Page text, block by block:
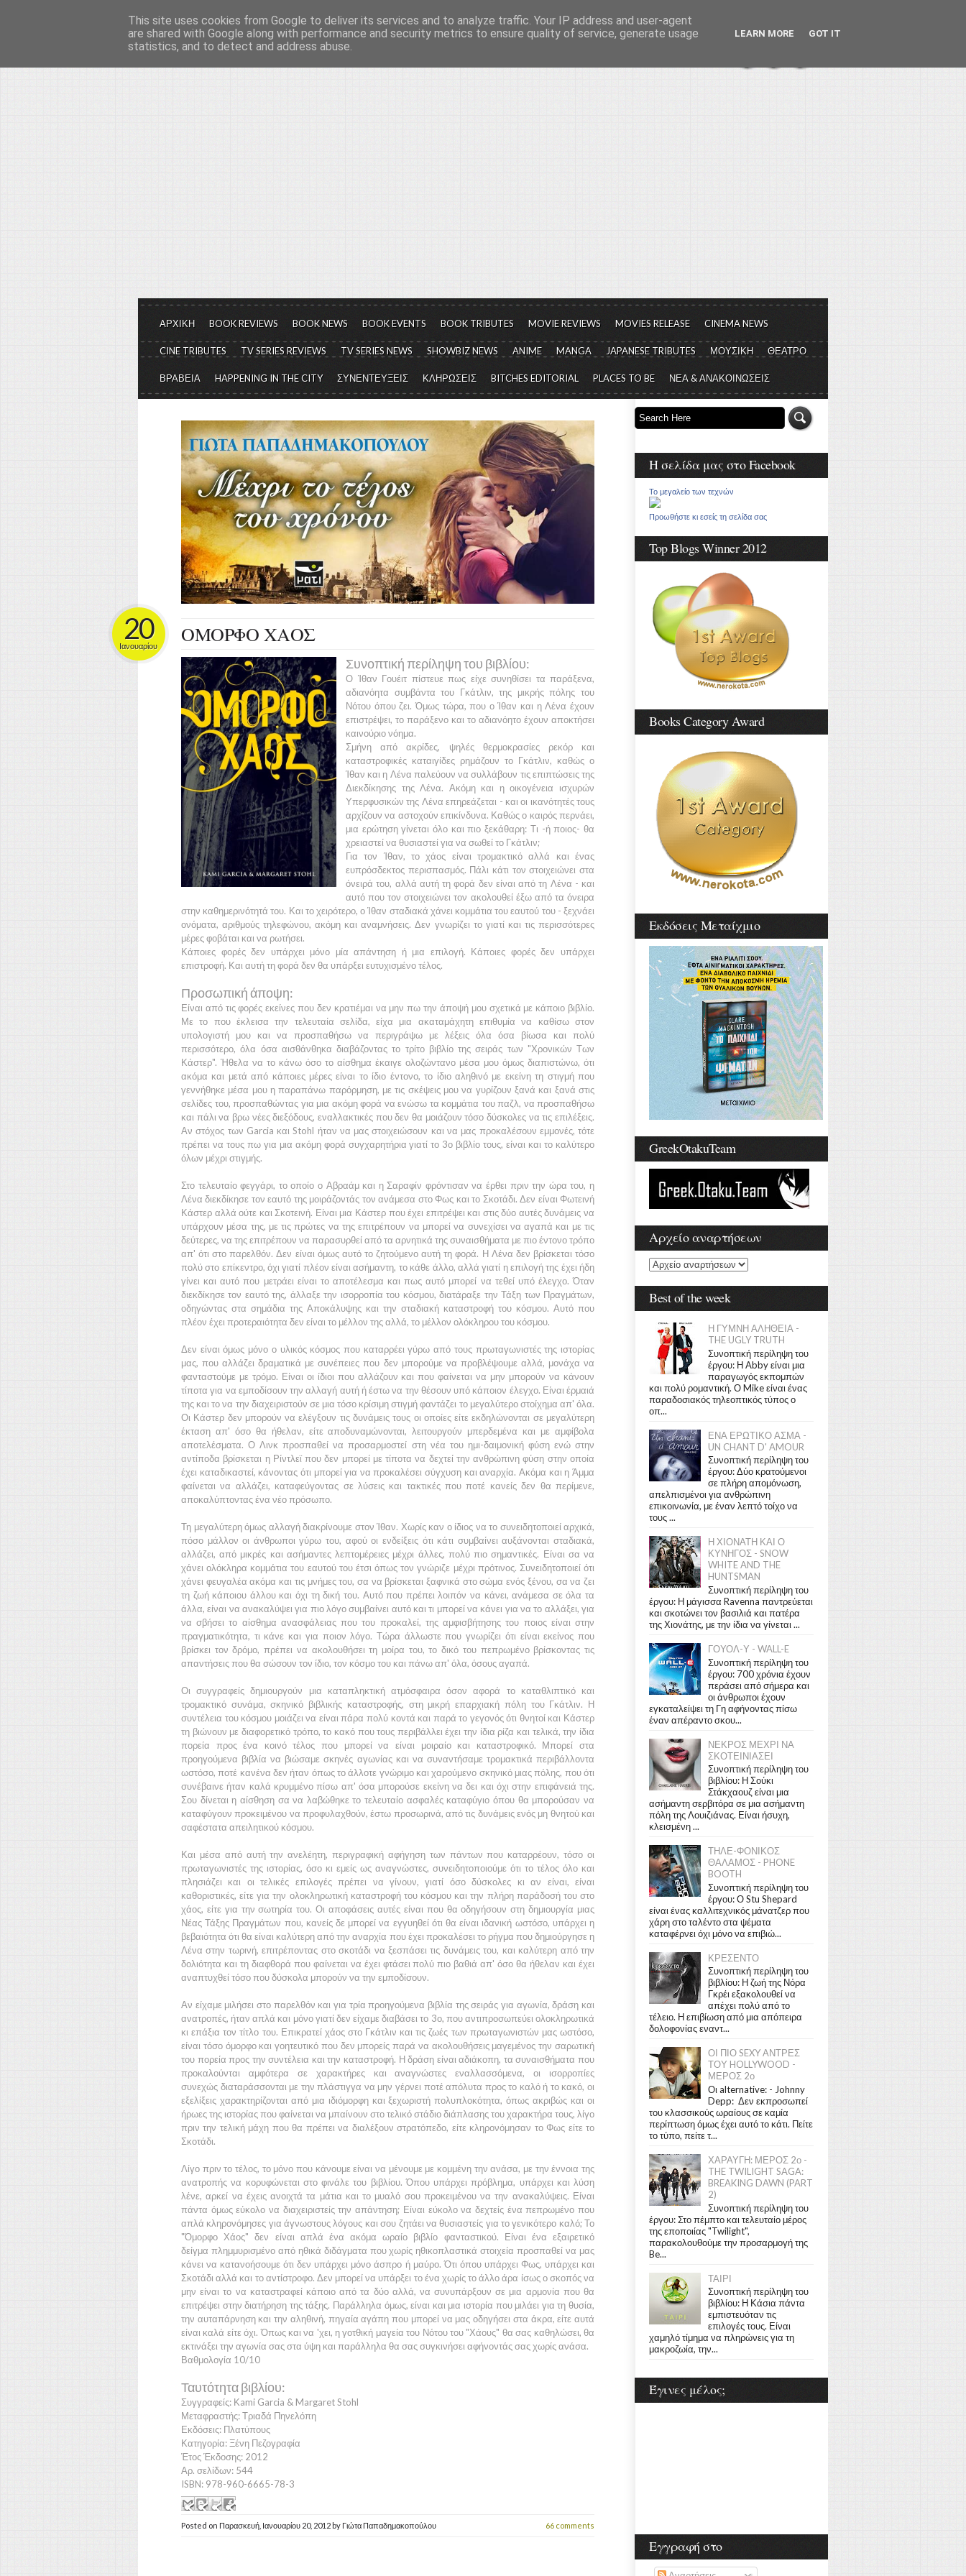
Το μεγαλείο των Τεχνών...
Είμαστε πάντα εδώ για να μιλάμε για τον πολιτισμό, σε κάθε του μορφή και έκταση...
ΑΡΧΙΚΗ BOOK REVIEWS BOOK NEWS BOOK EVENTS BOOK TRIBUTES MOVIE REVIEWS MOVIES RELEASE CINEMA NEWS
CINE TRIBUTES TV SERIES REVIEWS TV SERIES NEWS SHOWBIZ NEWS ANIME MANGA JAPANESE TRIBUTES ΜΟΥΣΙΚΗ ΘΕΑΤΡΟ
ΒΡΑΒΕΙΑ HAPPENING IN THE CITY ΣΥΝΕΝΤΕΥΞΕΙΣ ΚΛΗΡΩΣΕΙΣ BITCHES EDITORIAL PLACES TO BE ΝΕΑ & ΑΝΑΚΟΙΝΩΣΕΙΣ
ΟΜΟΡΦΟ ΧΑΟΣ
20
Ιανουαρίου
Συνοπτική περίληψη του βιβλίου:
Ο Ίθαν Γουέιτ πίστευε πως είχε συνηθίσει τα παράξενα,
αδιανόητα συμβάντα του Γκάτλιν, της μικρής πόλης του
Νότου όπου ζει. Όμως τώρα, που οΊθαν και ηΛένα έχουν
επιστρέψει, το παράξενο και το αδιανόητο έχουν αποκτήσει
καινούριο νόημα.
Σμήνη από ακρίδες, ψηλές θερμοκρασίες ρεκόρ και
καταστροφικές καταιγίδες ρημάζουν το Γκάτλιν, καθώς ο
Ίθαν και η Λένα παλεύουν να συλλάβουν τις επιπτώσεις της
Διεκδίκησης τηςΛένα. Ακόμη και η οικογένεια ισχυρών
Υπερφυσικών της Λέναεπηρεάζεται - και οι ικανότητές τους
αρχίζουν να αστοχούν επικίνδυνα. Καθώς ο καιρός περνάει,
μια ερώτηση γίνεται όλο και πιο ξεκάθαρη: Τι -ή ποιος- θα
χρειαστεί να θυσιαστεί για να σωθεί το Γκάτλιν;
Για τον Ίθαν, το χάος είναι τρομακτικό αλλά και ένας
ευπρόσδεκτος περισπασμός. Πάλι κάτι τον στοιχειώνει στα
όνειρά του, αλλά αυτή τη φορά δεν είναι από τη Λένα - και
αυτό που τον στοιχειώνει τον ακολουθεί έξω από τα όνειρα
στην καθημερινότητά του. Και το χειρότερο, οΊθαν σταδιακά χάνει κομμάτια του εαυτού του - ξεχνάει
ονόματα, αριθμούς τηλεφώνου, ακόμη και αναμνήσεις. Δεν γνωρίζει το γιατί και τις περισσότερες
μέρες φοβάται και να ρωτήσει.
Κάποιες φορές δεν υπάρχει μόνο μία απάντηση ή μια επιλογή. Κάποιες φορές δεν υπάρχει
επιστροφή. Και αυτή τη φορά δεν θα υπάρξει ευτυχισμένο τέλος.
Προσωπική άποψη:
Είναι από τις φορές εκείνες που δεν κρατιέμαι να μην πω την άποψή μου σχετικά με κάποιο βιβλίο.
Με το που έκλεισα την τελευταία σελίδα, είχα μια ακαταμάχητη επιθυμία να καθίσω στον
υπολογιστή μου και να προσπαθήσω να περιγράψω με λέξεις όλα όσα βίωσα και πολύ
περισσότερο, όλα όσα αισθάνθηκα διαβάζοντας το τρίτο βιβλίο της σειράς των "Χρονικών Των
Κάστερ". Ήθελα να το κάνω όσο το αίσθημα έκαιγε ολοζώντανο μέσα μου όμως διαπιστώνω, ότι
ακόμα και μετά από κάποιες μέρες είναι το ίδιο έντονο, το ίδιο αληθινό με εκείνη τη στιγμή που
γεννήθηκε μέσα μου η παραπάνω παρόρμηση, με τις σκέψεις μου να γυρίζουν ξανά και ξανά στις
σελίδες του, προσπαθώντας για μια ακόμη φορά να ενώσω τα κομμάτια του παζλ, να προσπαθήσω
και πάλι να βρω νέες διεξόδους, εναλλακτικές που δεν θα μοιάζουν τόσο δύσκολες να τις επιλέξεις.
Αν στόχος των Garcia καιStohl ήταν να μας στοιχειώσουν και να μας προκαλέσουν εμμονές, τότε
πρέπει να τους πω για μια ακόμη φορά συγχαρητήρια γιατί το 3ο βιβλίο τους, είναι και το καλύτερο
όλων μέχρι στιγμής.
Στο τελευταίο φεγγάρι, το οποίο ο Αβραάμκαι η Σαραφίν φρόντισαν να έρθει πριν την ώρα του, η
Λέναδιεκδίκησε τον εαυτό της μοιράζοντάς τον ανάμεσα στοΦως και το Σκοτάδι. Δεν είναιΦωτεινή
Κάστερ αλλά ούτε και Σκοτεινή. Είναι μια Κάστερ που έχει επιτρέψει και στις δύο αυτές δυνάμεις να
υπάρχουν μέσα της, με τις πρώτες να της επιτρέπουν να μπορεί να συνεχίσει να αγαπά και με τις
δεύτερες, να της επιτρέπουν να παρασυρθεί από τα αρνητικά της συναισθήματα με πιο έντονο τρόπο
απ' ότι στο παρελθόν. Δεν είναι όμως αυτό το ζητούμενο αυτή τη φορά. ΗΛένα δεν βρίσκεται τόσο
πολύ στο επίκεντρο, όχι γιατί πλέον είναι ασήμαντη, το κάθε άλλο, αλλά γιατί η επιλογή της έχει ήδη
γίνει και αυτό που μετράει είναι το αποτέλεσμα και πως αυτό μπορεί να τεθεί υπό έλεγχο. Όταν
διεκδίκησε τον εαυτό της, άλλαξε την ισορροπία του κόσμου, διατάραξε τηνΤάξη των Πραγμάτων,
οδηγώντας στα σημάδια της Αποκάλυψης και την σταδιακή καταστροφή του κόσμου. Αυτό που
πλέον έχει προτεραιότητα δεν είναι το μέλλον της αλλά, το μέλλον ολόκληρου του κόσμου.
Δεν είναι όμως μόνο ο υλικός κόσμος που καταρρέει γύρω από τους πρωταγωνιστές της ιστορίας
μας, που αλλάζει δραματικά με συνέπειες που δεν μπορούμε να προβλέψουμε αλλά, μονάχα να
φανταστούμε με τρόμο. Είναι οι ίδιοι που αλλάζουν και που φαίνεται να μην μπορούν να κάνουν
τίποτα για να εμποδίσουν την αλλαγή αυτή ή έστω να την θέσουν υπό κάποιον έλεγχο. Είναι έρμαιά
της και το να την διαχειριστούν σε μια τόσο κρίσιμη στιγμή φαντάζει το μεγαλύτερο στοίχημα απ' όλα.
Οι Κάστερ δεν μπορούν να ελέγξουν τις δυνάμεις τους οι οποίες είτε εκδηλώνονται σε μεγαλύτερη
έκταση απ' όσο θα ήθελαν, είτε αποδυναμώνονται, λειτουργούν μπερδεμένα και με αμφίβολα
αποτελέσματα. ΟΛινκ προσπαθεί να προσαρμοστεί στη νέα του ημι-δαιμονική φύση ενώ στην
αντίποδα βρίσκεται η Ρίντλεϊπου δεν μπορεί με τίποτα να δεχτεί την ανθρώπινη φύση στην οποία
έχει καταδικαστεί, κάνοντας ότι μπορεί για να προκαλέσει σύγχυση και αναρχία. Ακόμα και η Άμμα
φαίνεται να αλλάζει, καταφεύγοντας σε λύσεις και τακτικές που ποτέ κανείς δεν θα περίμενε,
αποκαλύπτοντας ένα νέο πρόσωπο.
Τη μεγαλύτερη όμως αλλαγή διακρίνουμε στον Ίθαν. Χωρίς καν ο ίδιος να το συνειδητοποιεί αρχικά,
πόσο μάλλον οι άνθρωποι γύρω του, αφού οι ενδείξεις ότι κάτι συμβαίνει αυξάνονται σταδιακά,
αλλάζει, από μικρές και ασήμαντες λεπτομέρειες μέχρι άλλες, πολύ πιο σημαντικές. Είναι σα να
χάνει ολόκληρα κομμάτια του εαυτού του έτσι όπως τον γνώριζε μέχρι πρότινος. Συνειδητοποιεί ότι
χάνει φευγαλέα ακόμα και τις μνήμες του, σα να βρίσκεται ξαφνικά στο σώμα ενός ξένου, σα να ζει
τη ζωή κάποιου άλλου και όχι τη δική του. Αυτό που πρέπει λοιπόν να κάνει, ανάμεσα σε όλα τα
άλλα, είναι να ανακαλύψει για πιο λόγο συμβαίνει αυτό και τι μπορεί να κάνει για να το αλλάξει, για
να σβήσει το αίσθημα ανασφάλειας που του προκαλεί, της αμφισβήτησης του ποιος είναι στην
πραγματικότητα, τι κάνε και για ποιον λόγο. Τώρα άλλωστε που γνωρίζει ότι είναι εκείνος που
βρίσκει τον δρόμο, πρέπει να ακολουθήσει τη μοίρα του, το δικό του πεπρωμένο βρίσκοντας τις
απαντήσεις που θα σώσουν τον ίδιο, τον κόσμο του και πάνω απ' όλα, όσους αγαπά.
Οι συγγραφείς δημιουργούν μια καταπληκτική ατμόσφαιρα όσον αφορά το καταθλιπτικό και
τρομακτικό συνάμα, σκηνικό βιβλικής καταστροφής, στη μικρή επαρχιακή πόλη του Γκάτλιν. Η
συντέλεια του κόσμου μοιάζει να είναι πάρα πολύ κοντά και παρά το γεγονός ότι θνητοί και Κάστερ
τη βιώνουν με διαφορετικό τρόπο, το κακό που τους περιβάλλει έχει την ίδια ρίζα και τελικά, την ίδια
πορεία προς ένα κοινό τέλος που μπορεί να είναι μοιραίο και καταστροφικό. Μπορεί στα
προηγούμενα βιβλία να βιώσαμε σκηνές αγωνίας και να συναντήσαμε τρομακτικά περιβάλλοντα
ωστόσο, ποτέ κανένα δεν ήταν όπως το άλλοτε γνώριμο και χαρούμενο σκηνικό μιας πόλης, που ότι
συνέβαινε ήταν καλά κρυμμένο πίσω απ' όσα μπορούσε εκείνη να δει και όχι στην επιφάνειά της.
Σου δίνεται η αίσθηση σα να λαβώθηκε το τελευταίο ασφαλές καταφύγιο όπου θα μπορούσαν να
καταφύγουν προκειμένου να προφυλαχθούν, έστω προσωρινά, από τις δυνάμεις ενός μη θνητού και
σαφέστατα απειλητικού κόσμου.
Και μέσα από αυτή την ανελέητη, περιγραφική αφήγηση των πάντων που καταρρέουν, τόσο οι
πρωταγωνιστές της ιστορίας, όσο κι εμείς ως αναγνώστες, συνειδητοποιούμε ότι το τέλος όλο και
πλησιάζει και οι τελικές επιλογές πρέπει να γίνουν, γιατί όσο δύσκολες κι αν είναι, είναι
καθοριστικές, είτε για την ολοκληρωτική καταστροφή του κόσμου και την πλήρη παράδοσή του στο
χάος, είτε για την σωτηρία του. Οι αποφάσεις αυτές είναι που θα οδηγήσουν στη δημιουργία μιας
Νέας Τάξης Πραγμάτων που, κανείς δε μπορεί να εγγυηθεί ότι θα είναι ιδανική ωστόσο, υπάρχει η
βεβαιότητα ότι θα είναι καλύτερη από την αναρχία που έχει προκαλέσει το ρήγμα που δημιούργησε η
Λένα στην τωρινή, επιτρέποντας στο σκοτάδι να ξεσπάσει τις δυνάμεις του, και καλύτερη από την
δολιότητα και τη διαφθορά που φαίνεται να έχει φτάσει πολύ πιο βαθιά απ' όσο θα ήθελαν και έχει
αναπτυχθεί τόσο που δύσκολα μπορούν να την εμποδίσουν.
Αν είχαμε μιλήσει στο παρελθόν και για τρία προηγούμενα βιβλία της σειράς για αγωνία, δράση και
ανατροπές, ήταν απλά και μόνο γιατί δεν είχαμε διαβάσει το 3ο, που αντιπροσωπεύει ολοκληρωτικά
κι επάξια τον τίτλο του. Επικρατεί χάος στοΓκάτλιν και τις ζωές των πρωταγωνιστών μας ωστόσο,
είναι τόσο όμορφο και γοητευτικό που δεν μπορείς παρά να ακολουθήσεις μαγεμένος την σαρωτική
του πορεία προς την συντέλεια και την καταστροφή. Η δράση είναι αδιάκοπη, τα συναισθήματα που
προκαλούνται αμφότερα σε χαρακτήρες και αναγνώστες εναλλασσόμενα, οι ισορροπίες
συνεχώς διαταράσσονται με την πλάστιγγα να μην γέρνει ποτέ απόλυτα προς το καλό ή το κακό, οι
εξελίξεις χαρακτηρίζονται από μια ιδιόμορφη και ξεχωριστή πολυπλοκότητα, όπως ακριβώς και οι
ήρωες της ιστορίας που φαίνεται να μπαίνουν στο τελικό στάδιο διάπλασης του χαρακτήρα τους, λίγο
πριν την τελική μάχη που θα πρέπει να διαλέξουν στρατόπεδο, είτε κληρονόμησαν τοΦως είτε το
Σκοτάδι.
Λίγο πριν το τέλος, το μόνο που κάνουμε είναι να μένουμε με κομμένη την ανάσα, με την έννοια της
ανατροπής να κορυφώνεται στο φινάλε του βιβλίου. Όπου υπάρχει πρόβλημα, υπάρχει και λύση
λένε, αρκεί να έχεις ανοιχτά τα μάτια και το μυαλό σου προκειμένου να την ανακαλύψεις. Είναι
πάντα όμως εύκολο να διαχειριστείς την απάντηση; Είναι εύκολο να δεχτείς ένα πεπρωμένο που
απλά κληρονόμησες για άγνωστους λόγους και σου ζητάει να θυσιαστείς για το γενικότερο καλό; Το
"Όμορφο Χάος"δεν είναι απλά ένα ακόμα ωραίο βιβλίο φανταστικού. Είναι ένα εξαιρετικό
δείγμα πλημμυρισμένο από ηθικά διδάγματα που χωρίς ηθικοπλαστικά στοιχεία προσπαθεί να μας
κάνει να κατανοήσουμε ότι δεν υπάρχει μόνο άσπρο ή μαύρο. Ότι όπου υπάρχει Φως, υπάρχει και
Σκοτάδιαλλά και το αντίστροφο. Δεν μπορεί να υπάρξει το ένα χωρίς το άλλο άρα ίσως ο σκοπός να
μην είναι το να καταστραφεί κάποιο από τα δύο αλλά, να συνυπάρξουν σε μια αρμονία που θα
επιτρέψει στην διατήρηση της τάξης. Παράλληλα όμως, είναι και μια ιστορία που μιλάει για τη θυσία,
την αυταπάρνηση και την αληθινή, πηγαία αγάπη που μπορεί να μας οδηγήσει στα άκρα, είτε αυτά
είναι καλά είτε όχι. Όπως και να 'χει, η γοτθική μαγεία του Νότουτου "Χάους" θα σας καθηλώσει, θα
εκτινάξει την αγωνία σας στα ύψη και παράλληλα θα σας συγκινήσει αφήνοντάς σας χωρίς ανάσα.
Βαθμολογία 10/10
Ταυτότητα βιβλίου:
Συγγραφείς: Κami Garcia & Margaret Stohl
Μεταφραστής: Τριαδά Πηνελόπη
Εκδόσεις: Πλατύπους
Κατηγορία: Ξένη Πεζογραφία
Έτος Έκδοσης: 2012
Αρ. σελίδων: 544
ISBN: 978-960-6665-78-3
Posted on Παρασκευή, Ιανουαρίου 20, 2012 by Γιώτα Παπαδημακοπούλου 66 comments
Η σελίδα μας στο Facebook
Το μεγαλείο των τεχνών
Προωθήστε κι εσείς τη σελίδα σας
Top Blogs Winner 2012
Books Category Award
Εκδόσεις Μεταίχμιο
GreekOtakuTeam
Αρχείο αναρτήσεων
Best of the week
Η ΓΥΜΝΗ ΑΛΗΘΕΙΑ -
THE UGLY TRUTH
Συνοπτική περίληψη του
έργου: Η Abby είναι μια
παραγωγός εκπομπών
και πολύ ρομαντική. Ο Mike είναι ένας
παραδοσιακός τηλεοπτικός τύπος ο
οπ...
ΕΝΑ ΕΡΩΤΙΚΟ ΑΣΜΑ -
UN CHANT D' AMOUR
Συνοπτική περίληψη του
έργου: Δύο κρατούμενοι
σε πλήρη απομόνωση,
απελπισμένοι για ανθρώπινη
επικοινωνία, με έναν λεπτό τοίχο να
τους ...
Η ΧΙΟΝΑΤΗ ΚΑΙ Ο
ΚΥΝΗΓΟΣ - SNOW
WHITE AND THE
HUNTSMAN
Συνοπτική περίληψη του
έργου: Η μάγισσα Ravenna παντρεύεται
και σκοτώνει τον βασιλιά και πατέρα
της Χιονάτης, με την ίδια να γίνεται ...
ΓΟΥΟΛ-Υ - WALL-E
Συνοπτική περίληψη του
έργου: 700 χρόνια έχουν
περάσει από σήμερα και
οι άνθρωποι έχουν
εγκαταλείψει τη Γη αφήνοντας πίσω
έναν απέραντο σκου...
ΝΕΚΡΟΣ ΜΕΧΡΙ ΝΑ
ΣΚΟΤΕΙΝΙΑΣΕΙ
Συνοπτική περίληψη του
βιβλίου: Η Σούκι
Στάκχαουζ είναι μια
ασήμαντη σερβιτόρα σε μια ασήμαντη
πόλη της Λουιζιάνας. Είναι ήσυχη,
κλεισμένη ...
ΤΗΛΕ-ΦΟΝΙΚΟΣ
ΘΑΛΑΜΟΣ - PHONE
BOOTH
Συνοπτική περίληψη του
έργου: Ο Stu Shepard
είναι ένας καλλιτεχνικός μάνατζερ που
χάρη στο ταλέντο στα ψέματα
καταφέρνει όχι μόνο να επιβιώ...
ΚΡΕΣΕΝΤΟ
Συνοπτική περίληψη του
βιβλίου: Η ζωή της Νόρα
Γκρέι εξακολουθεί να
απέχει πολύ από το
τέλειο. Η επιβίωση από μια απόπειρα
δολοφονίας εναντ...
ΟΙ ΠΙΟ SEXY ΑΝΤΡΕΣ
ΤΟΥ HOLLYWOOD -
ΜΕΡΟΣ 2ο
Οι alternative: - Johnny
Depp: Δεν εκπροσωπεί
του κλασσικούς ωραίους σε καμία
περίπτωση όμως έχει αυτό το κάτι. Πείτε
το τύπο, πείτε τ...
ΧΑΡΑΥΓΗ: ΜΕΡΟΣ 2ο -
THE TWILIGHT SAGA:
BREAKING DAWN (PART
2)
Συνοπτική περίληψη του
έργου: Στο πέμπτο και τελευταίο μέρος
της εποποιίας "Twilight",
παρακολουθούμε την προσαρμογή της
Be...
ΤΑΙΡΙ
Συνοπτική περίληψη του
βιβλίου: Η Κάσια πάντα
εμπιστευόταν τις
επιλογές τους. Είναι
χαμηλό τίμημα να πληρώνεις για τη
μακροζωία, την...
Έγινες μέλος;
Εγγραφή στο
This site uses cookies from Google to deliver its services and to analyze traffic. Your IP address and user-agent
are shared with Google along with performance and security metrics to ensure quality of service, generate usage
statistics, and to detect and address abuse.
LEARN MORE GOT IT